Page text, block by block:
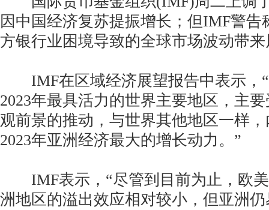
因中国经济复苏提振增长；但IMF警告
方银行业困境导致的全球市场波动带
IMF在区域经济展望报告中表示，“
2023年最具活力的世界主要地区，主
观前景的推动，与世界其他地区一样
2023年亚洲经济最大的增长动力。”
IMF表示，“尽管到目前为止，欧美
洲地区的溢出效应相对较小，但亚洲